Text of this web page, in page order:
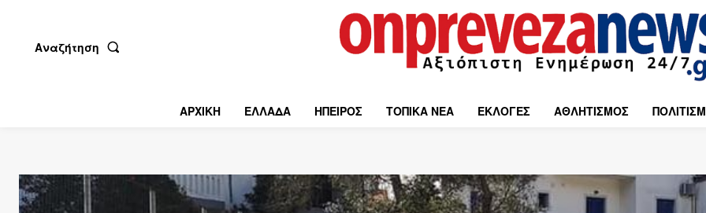
Αναζήτηση
ΑΡΧΙΚΗ ΕΛΛΑΔΑ ΗΠΕΙΡΟΣ ΤΟΠΙΚΑ ΝΕΑ ΕΚΛΟΓΕΣ ΑΘΛΗΤΙΣΜΟΣ